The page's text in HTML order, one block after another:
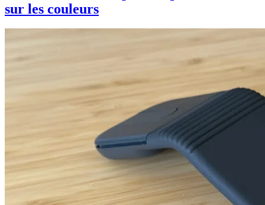
sur les couleurs